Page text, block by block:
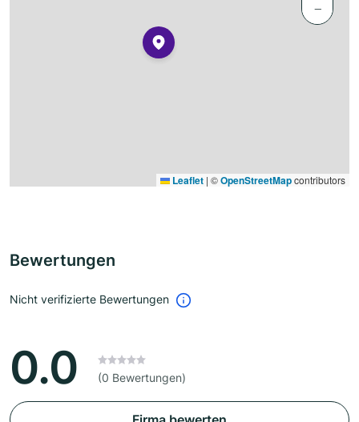
−
Leaflet | ©OpenStreetMapcontributors
Bewertungen
Nicht verifizierte Bewertungen
0.0 (0 Bewertungen)